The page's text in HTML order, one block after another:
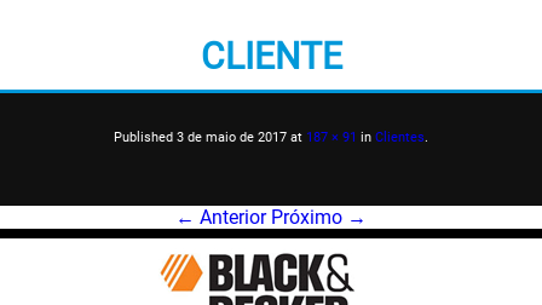
CLIENTE
Published 3 de maio de 2017 at 187 × 91 in Clientes.
← Anterior Próximo →